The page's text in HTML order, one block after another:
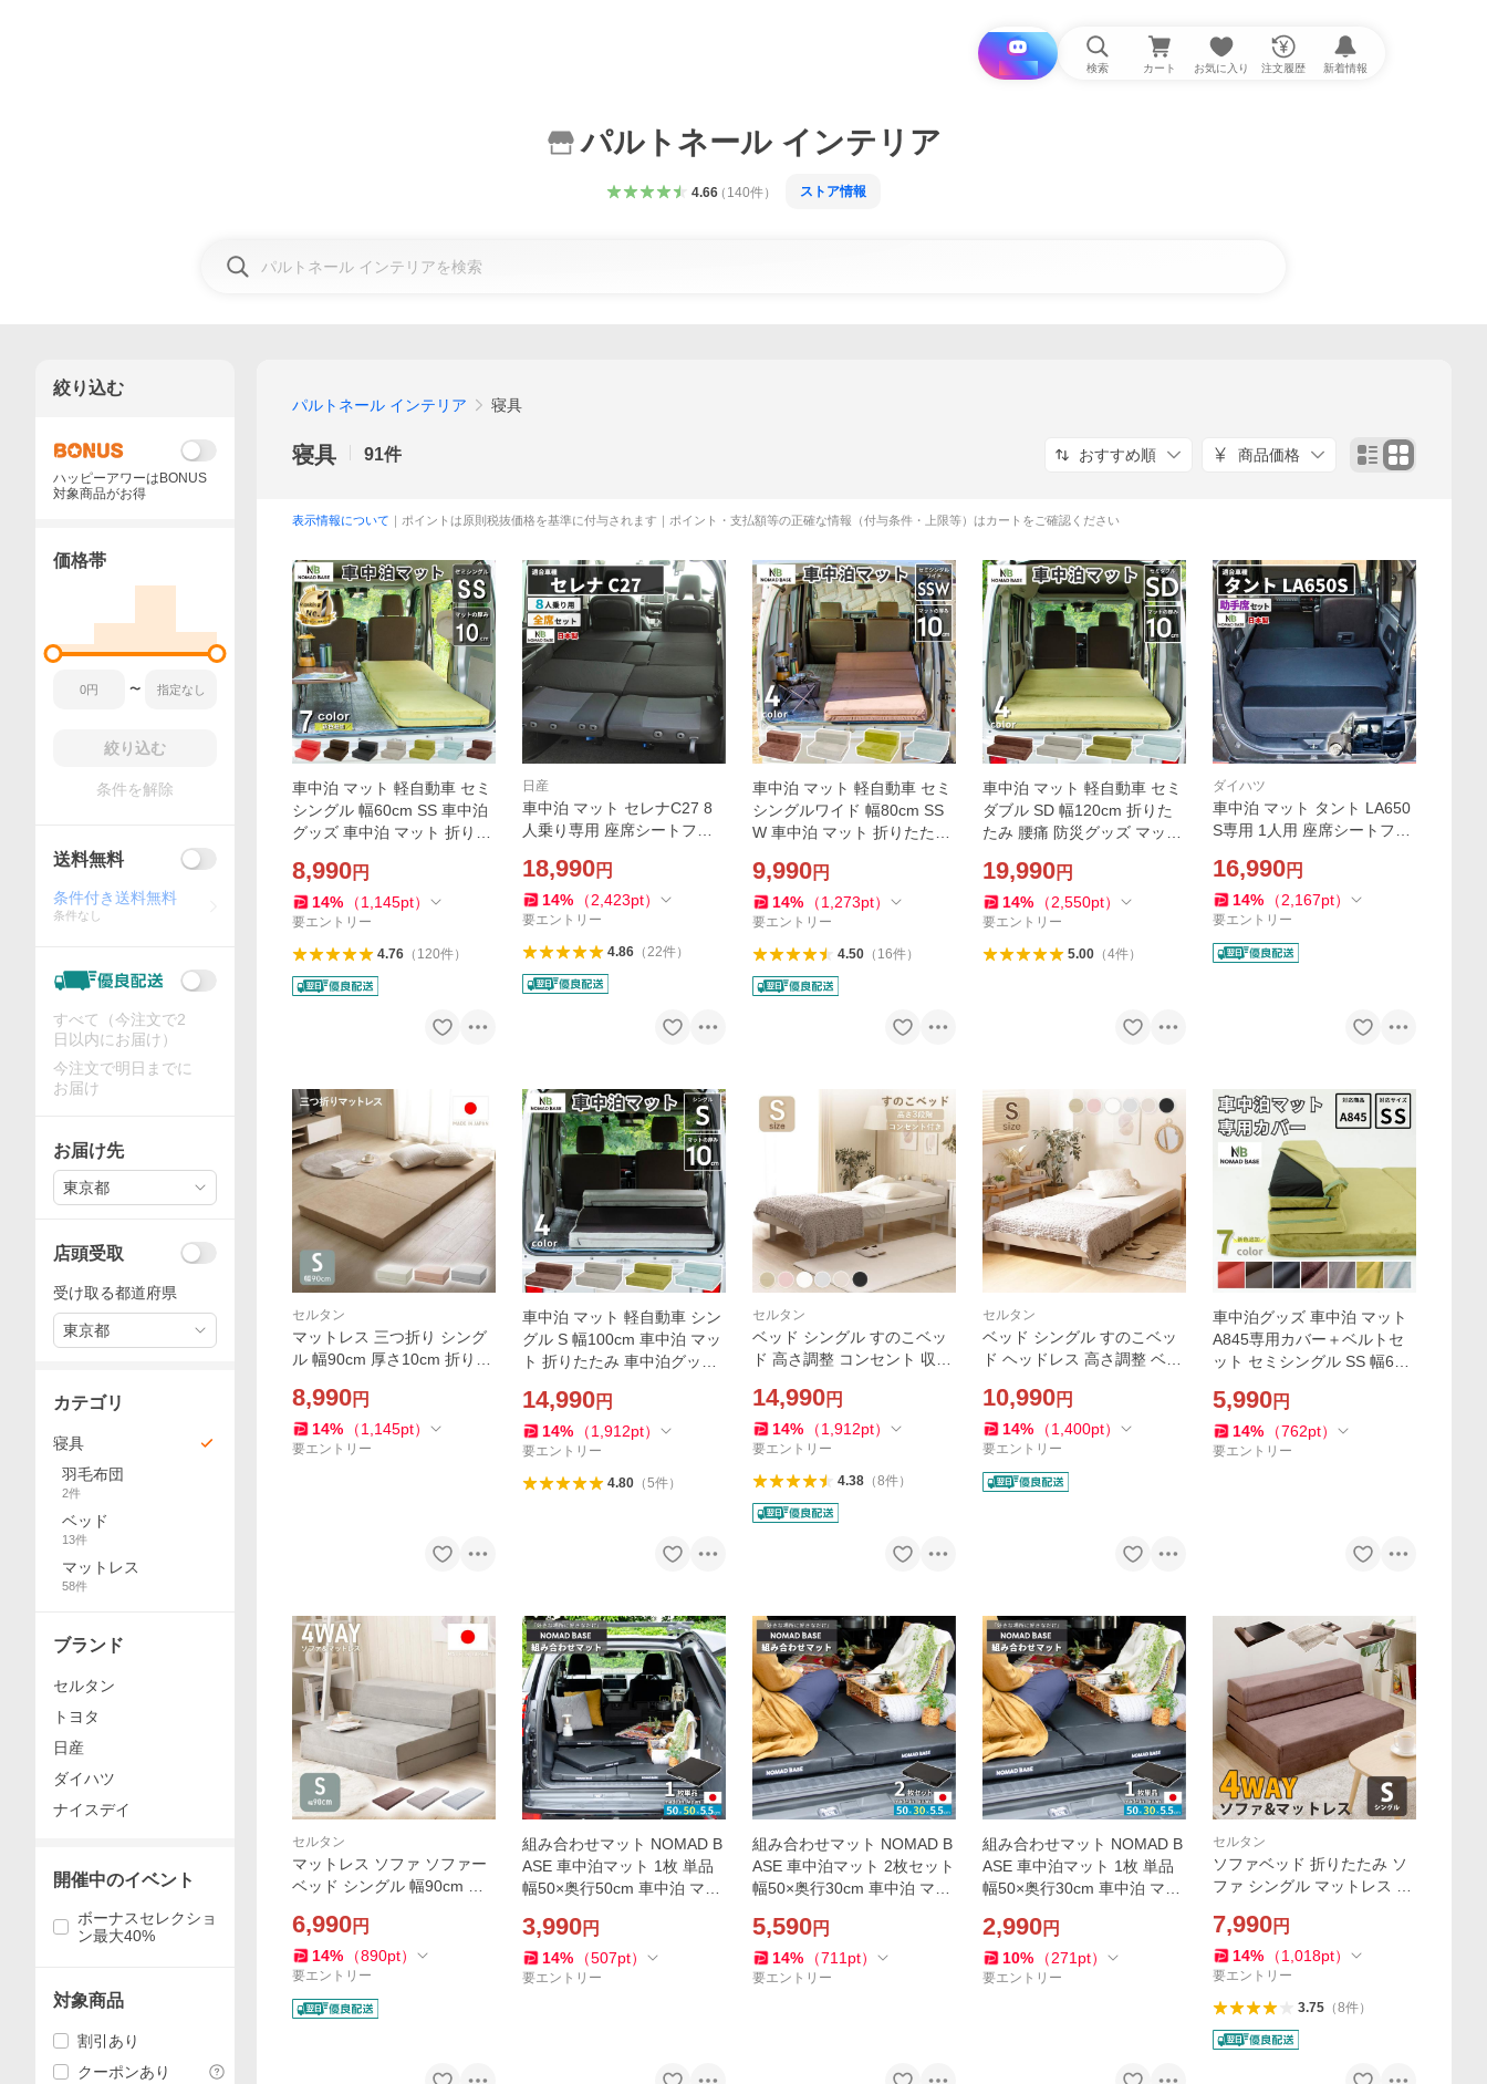
i と探す 検索 カート お気に入り 注文履歴 新着情報
パルトネール インテリア
4.66（ 140件） ストア情報
パルトネール インテリア 寝具
寝具 91件 おすすめ順 商品価格
表示情報について ｜ポイントは原則税抜価格を基準に付与されます｜ポイント・支払額等の正確な情報（付与条件・上限等）はカートをご確認ください
車中泊 マット 軽自動車 セミ
シングル 幅60cm SS 車中泊
グッズ 車中泊 マット 折りた
泊 用品 腰痛 防災グッズ NO
MAD BASE A845
8,990円
14% （1,145pt）
要エントリー
4.76（ 120件）
日産
車中泊 マット セレナC27 8
人乗り専用 座席シートフラ
日産 車中泊グッズ NOMAD
BASE A1606a
18,990円
14% （2,423pt）
要エントリー
4.86（22件）
車中泊 マット 軽自動車 セミ
シングルワイド 幅80cm SS
W 車中泊 マット 折りたたみ
ト 腰痛 防災グッズ NOMAD
BASE A846
9,990円
14% （1,273pt）
要エントリー
4.50（ 16件）
車中泊 マット 軽自動車 セミ
ダブル SD 幅120cm 折りた
たみ 腰痛 防災グッズ マット
BASE A843
19,990円
14% （2,550pt）
要エントリー
5.00（4件）
ダイハツ
車中泊 マット タント LA650
S専用 1人用 座席シートフラ
ダイハツ 車中泊グッズ NOM
AD BASE A1605a
16,990円
14% （2,167pt）
要エントリー
セルタン
マットレス 三つ折り シング
ル 幅90cm 厚さ10cm 折りた
8,990円
14% （1,145pt）
要エントリー
車中泊 マット 軽自動車 シン
グル S 幅100cm 車中泊 マッ
ト 折りたたみ 車中泊グッズ
災グッズ NOMAD BASE A84
4
14,990円
14% （1,912pt）
要エントリー
4.80（5件）
セルタン
ベッド シングル すのこベッ
ド 高さ調整 コンセント 収納
ーム 新生活 家具 B104-s
14,990円
14% （1,912pt）
要エントリー
4.38（8件）
セルタン
ベッド シングル すのこベッ
ド ヘッドレス 高さ調整 ベッ
生活 家具 B121-s
10,990円
14% （1,400pt）
要エントリー
車中泊グッズ 車中泊 マット
A845専用カバー＋ベルトセ
ット セミシングル SS 幅60c
リング 洗える D845 A845
5,990円
14% （762pt）
要エントリー
セルタン
マットレス ソファ ソファー
ベッド シングル 幅90cm 厚
たたみ A838
6,990円
14% （890pt）
要エントリー
組み合わせマット NOMAD B
ASE 車中泊マット 1枚 単品
幅50×奥行50cm 車中泊 マッ
薄型 A1892-1
3,990円
14% （507pt）
要エントリー
組み合わせマット NOMAD B
ASE 車中泊マット 2枚セット
幅50×奥行30cm 車中泊 マッ
薄型 A1892-2
5,590円
14% （711 pt）
要エントリー
組み合わせマット NOMAD B
ASE 車中泊マット 1枚 単品
幅50×奥行30cm 車中泊 マッ
薄型 A1892-2
2,990円
10% （271 pt）
要エントリー
セルタン
ソファベッド 折りたたみ ソ
ファ シングル マットレス ソ
マットレス シングル 腰痛 新
生活 家具 A842
7,990円
14% （1,018pt）
要エントリー
3.75（8件）
絞り込む
ハッピーアワーはBONUS
対象商品がお得
価格帯
〜
絞り込む
条件を解除
送料無料
条件付き送料無料
条件なし
すべて（今注文で2
日以内にお届け）
今注文で明日までに
お届け
お届け先
東京都
店頭受取
受け取る都道府県
東京都
カテゴリ
寝具
羽毛布団
2件
ベッド
13件
マットレス
58件
ブランド
セルタン
トヨタ
日産
ダイハツ
ナイスデイ
開催中のイベント
ボーナスセレクショ
ン最大40%
対象商品
割引あり
クーポンあり